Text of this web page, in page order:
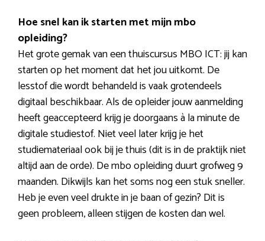
Hoe snel kan ik starten met mijn mbo
opleiding?
Het grote gemak van een thuiscursus MBO ICT: jij kan
starten op het moment dat het jou uitkomt. De
lesstof die wordt behandeld is vaak grotendeels
digitaal beschikbaar. Als de opleider jouw aanmelding
heeft geaccepteerd krijg je doorgaans à la minute de
digitale studiestof. Niet veel later krijg je het
studiemateriaal ook bij je thuis (dit is in de praktijk niet
altijd aan de orde). De mbo opleiding duurt grofweg 9
maanden. Dikwijls kan het soms nog een stuk sneller.
Heb je even veel drukte in je baan of gezin? Dit is
geen probleem, alleen stijgen de kosten dan wel.